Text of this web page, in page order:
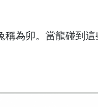
為卯。當龍碰到